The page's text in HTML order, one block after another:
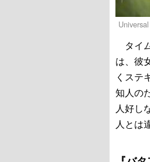
タイ
は、彼
くステ
知人の
人好し
人とは